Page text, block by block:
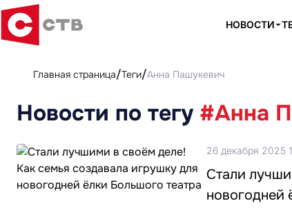
НОВОСТИ
Главная страница Теги Анна Пашукевич
Новости по тегу #Анна
26 декабря 2025
Стали
новогодней